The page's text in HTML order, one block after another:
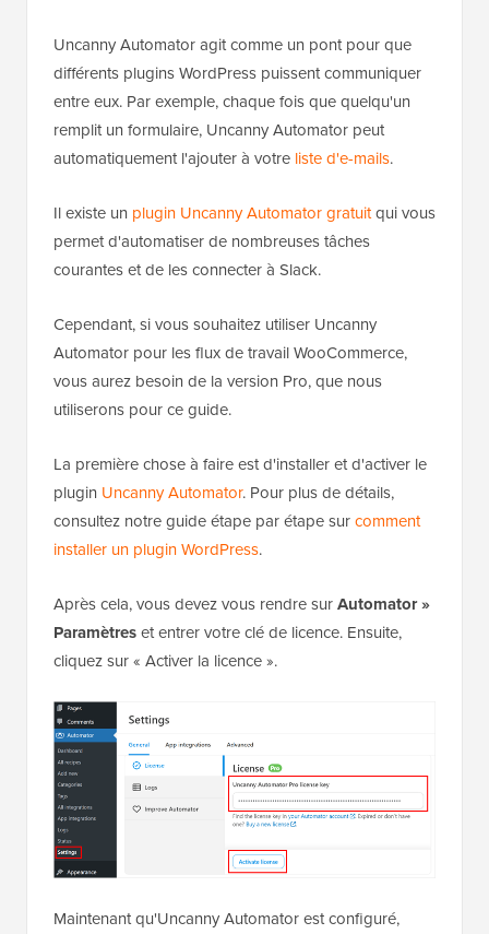
Uncanny Automator agit comme un pont pour que
différents plugins WordPress puissent communiquer
entre eux. Par exemple, chaque fois que quelqu'un
remplit un formulaire, Uncanny Automator peut
automatiquement l'ajouter à votre liste d'e-mails.
Il existe un plugin Uncanny Automator gratuitqui vous
permet d'automatiser de nombreuses tâches
courantes et de les connecter à Slack.
Cependant, si vous souhaitez utiliser Uncanny
Automator pour les flux de travail WooCommerce,
vous aurez besoin de la version Pro, que nous
utiliserons pour ce guide.
La première chose à faire est d'installer et d'activer le
plugin Uncanny Automator. Pour plus de détails,
consultez notre guide étape par étape surcomment
installer un plugin WordPress.
Après cela, vous devez vous rendre surAutomator »
Paramètreset entrer votre clé de licence. Ensuite,
cliquez sur « Activer la licence ».
Maintenant qu'Uncanny Automator est configuré,